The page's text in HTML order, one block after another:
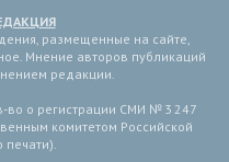
размещенные на сайте,
Мнение авторов публикаций
редакции.
во о регистрации СМИ № 3 247
комитетом Российской